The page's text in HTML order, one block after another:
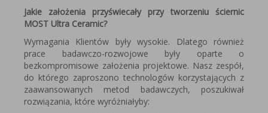
Jakie założenia przyświecały przy tworzeniu ściernic
MOST Ultra Ceramic?
Wymagania Klientów były wysokie. Dlatego również
prace badawczo-rozwojowe były oparte o
bezkompromisowe założenia projektowe. Nasz zespół,
do którego zaproszono technologów korzystających z
zaawansowanych metod badawczych, poszukiwał
rozwiązania, które wyróżniałyby: